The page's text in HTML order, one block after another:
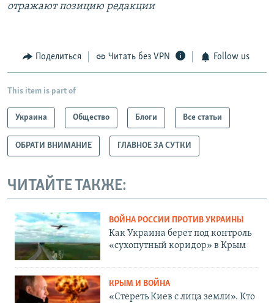
отражают позицию редакции
Поделиться Читать без VPN Follow us
This item is part of
Украина Общество Блоги Все статьи
ОБРАТИ ВНИМАНИЕ ГЛАВНОЕ ЗА СУТКИ
ЧИТАЙТЕ ТАКЖЕ:
ВОЙНА РОССИИ ПРОТИВ УКРАИНЫ
Как Украина берет под контроль
«сухопутный коридор» в Крым
КРЫМ И ВОЙНА
«Стереть Киев с лица земли». Кто